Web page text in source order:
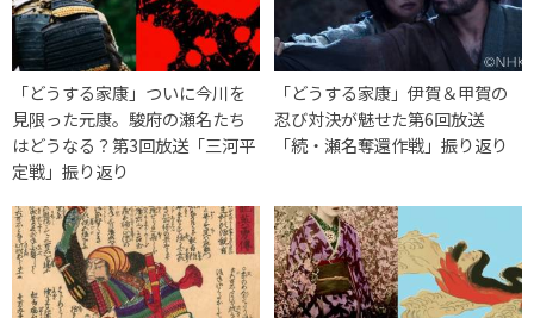
「どうする家康」ついに今川を
見限った元康。駿府の瀬名たち
はどうなる？第3回放送「三河平
定戦」振り返り
「どうする家康」伊賀＆甲賀の
忍び対決が魅せた第6回放送
「続・瀬名奪還作戦」振り返り